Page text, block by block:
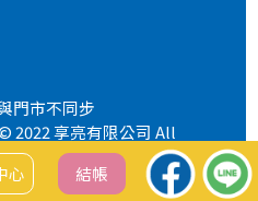
心 結帳
門市不同步
2022 享亮有限公司 All
政策